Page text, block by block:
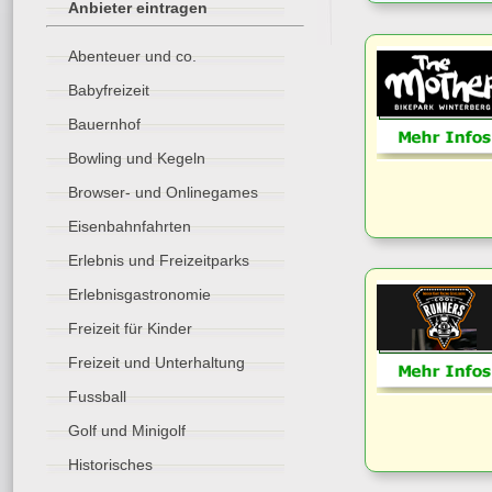
Anbieter eintragen
Abenteuer und co.
Babyfreizeit
Bauernhof
Bowling und Kegeln
Browser- und Onlinegames
Eisenbahnfahrten
Erlebnis und Freizeitparks
Erlebnisgastronomie
Freizeit für Kinder
Freizeit und Unterhaltung
Fussball
Golf und Minigolf
Historisches